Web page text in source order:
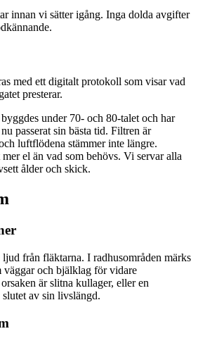
innan vi sätter igång. Inga dolda avgifter
med ett digitalt protokoll som visar vad
presterar.
under 70- och 80-talet och har
passerat sin bästa tid. Filtren är
luftflödena stämmer inte längre.
el än vad som behövs. Vi servar alla
ålder och skick.
från fläktarna. I radhusområden märks
väggar och bjälklag för vidare
är slitna kullager, eller en
av sin livslängd.